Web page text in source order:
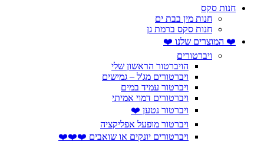
חנות סקס
חנות מין בבת ים
חנות סקס ברמת גן
❤️ המוצרים שלנו ❤️
ויברטורים
הויברטור הראשון שלי
ויברטורים מג'ל – גמישים
ויברטור עמיד במים
ויברטורים דמוי אמיתי
ויברטור נטען ❤️
ויברטור מופעל אפליקציה
ויברטורים יונקים או שואבים ❤️❤️❤️